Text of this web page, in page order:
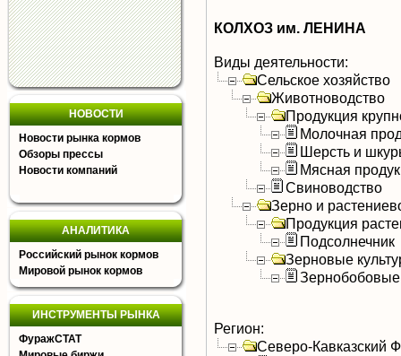
НОВОСТИ
Новости рынка кормов
Обзоры прессы
Новости компаний
АНАЛИТИКА
Российский рынок кормов
Мировой рынок кормов
ИНСТРУМЕНТЫ РЫНКА
ФуражСТАТ
КОЛХОЗ им. ЛЕНИНА
Виды деятельности:
Сельское хозяйство
Животноводство
Продукция
Молочная
Шерсть и
Мясная
Свиноводство
Зерно и
Продукция
Подсолнечник
Зерновые
Зернобобовые
Регион:
Северо-Кавказский